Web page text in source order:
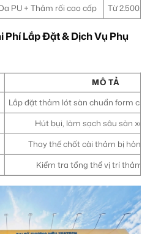
PU + Thảm rối cao cấp Từ
Phí Lắp Đặt & Dịch Vụ Phụ
MÔ TẢ
Lắp đặt thảm lót sàn chuẩn form
Hút bụi, làm sạch sâu sàn xe,
Thay thế chốt cài thảm bị hỏng
Kiểm tra tổng thể vị trí thảm,